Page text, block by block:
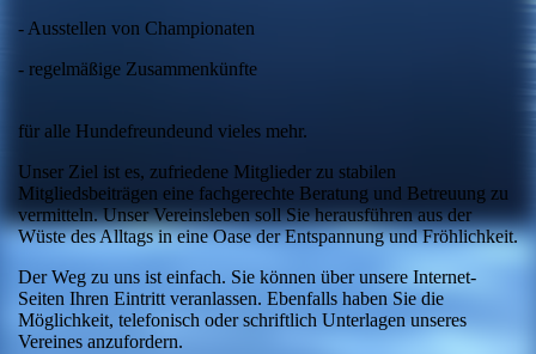
- Ausstellen von Championaten
- regelmäßige Zusammenkünfte
für alle Hundefreundeund vieles mehr.
Unser Ziel ist es, zufriedene Mitglieder zu stabilen
Mitgliedsbeiträgen eine fachgerechte Beratung und Betreuung zu
vermitteln. Unser Vereinsleben soll Sie herausführen aus der
Wüste des Alltags in eine Oase der Entspannung und Fröhlichkeit.
Der Weg zu uns ist einfach. Sie können über unsere Internet-
Seiten Ihren Eintritt veranlassen. Ebenfalls haben Sie die
Möglichkeit, telefonisch oder schriftlich Unterlagen unseres
Vereines anzufordern.